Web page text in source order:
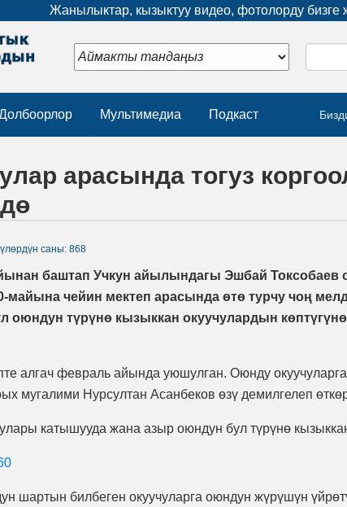
Жанылыктар, кызыктуу видео, фотолорду бизге
Мультимедиа Подкаст
арасында тогуз
саны: 868
баштап Учкун айылындагы Эшбай Токсобаев
майына чейин мектеп арасында өтө турчу чоң
оюндун түрүнө кызыккан окуучулардын
алгач февраль айында уюшулган. Оюнду
мугалими Нурсултан Асанбеков өзү демилгелеп
катышууда жана азыр оюндун бул түрүнө
шартын билбеген окуучуларга оюндун жүрүшүн